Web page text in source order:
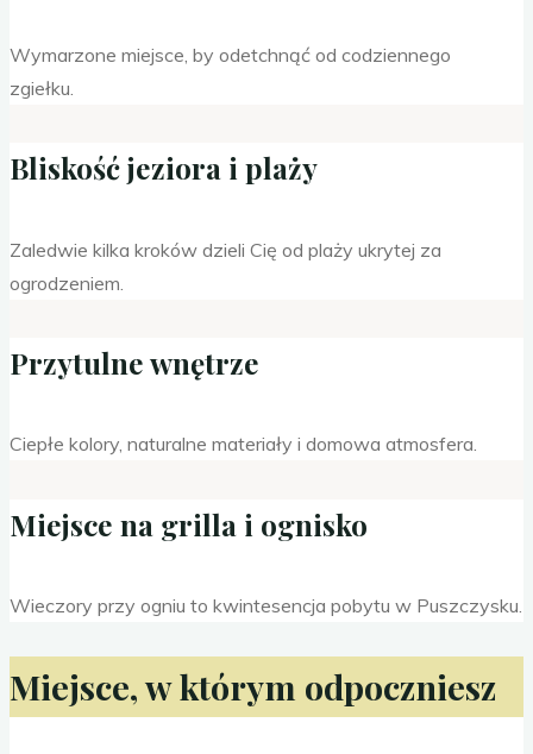
Wymarzone miejsce, by odetchnąć od codziennego
zgiełku.
Bliskość jeziora i plaży
Zaledwie kilka kroków dzieli Cię od plaży ukrytej za
ogrodzeniem.
Przytulne wnętrze
Ciepłe kolory, naturalne materiały i domowa atmosfera.
Miejsce na grilla i ognisko
Wieczory przy ogniu to kwintesencja pobytu w Puszczysku.
Miejsce, w którym odpoczniesz